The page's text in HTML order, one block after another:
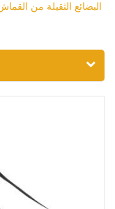
البضائع الثقيلة من